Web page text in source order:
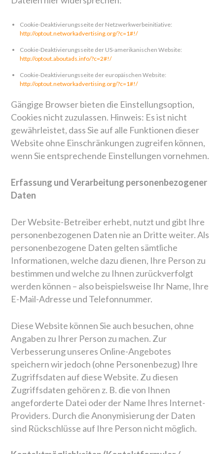
Cookie-Deaktivierungsseite der Netzwerkwerbeinitiative:
http://optout.networkadvertising.org/?c=1#!/
Cookie-Deaktivierungsseite der US-amerikanischen Website:
http://optout.aboutads.info/?c=2#!/
Cookie-Deaktivierungsseite der europäischen Website:
http://optout.networkadvertising.org/?c=1#!/
Gängige Browser bieten die Einstellungsoption,
Cookies nicht zuzulassen. Hinweis: Es ist nicht
gewährleistet, dass Sie auf alle Funktionen dieser
Website ohne Einschränkungen zugreifen können,
wenn Sie entsprechende Einstellungen vornehmen.
Erfassung und Verarbeitung personenbezogener
Daten
Der Website-Betreiber erhebt, nutzt und gibt Ihre
personenbezogenen Daten nie an Dritte weiter. Als
personenbezogene Daten gelten sämtliche
Informationen, welche dazu dienen, Ihre Person zu
bestimmen und welche zu Ihnen zurückverfolgt
werden können – also beispielsweise Ihr Name, Ihre
E-Mail-Adresse und Telefonnummer.
Diese Website können Sie auch besuchen, ohne
Angaben zu Ihrer Person zu machen. Zur
Verbesserung unseres Online-Angebotes
speichern wir jedoch (ohne Personenbezug) Ihre
Zugriffsdaten auf diese Website. Zu diesen
Zugriffsdaten gehören z. B. die von Ihnen
angeforderte Datei oder der Name Ihres Internet-
Providers. Durch die Anonymisierung der Daten
sind Rückschlüsse auf Ihre Person nicht möglich.